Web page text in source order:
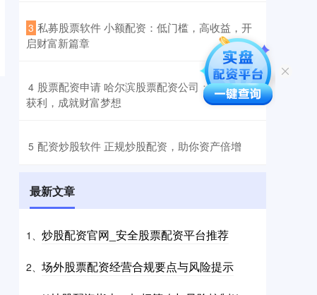
3 ​私募股票软件 小额配资：低门槛，高收益，开
启财富新篇章
4 ​股票配资申请 哈尔滨股票配资公司：助您投资
获利，成就财富梦想
5 ​配资炒股软件 正规炒股配资，助你资产倍增
最新文章
1、 炒股配资官网_安全股票配资平台推荐
2、 场外股票配资经营合规要点与风险提示